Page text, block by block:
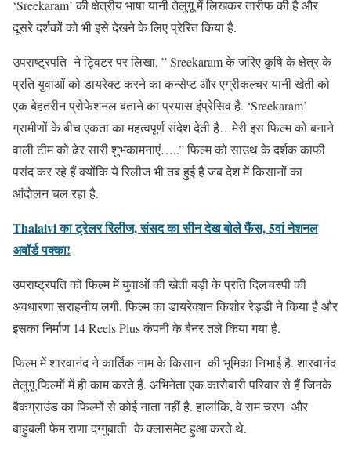
‘Sreekaram’ की क्षेत्रीय भाषा यानी तेलुगू में लिखकर तारीफ की है और
दूसरे दर्शकों को भी इसे देखने के लिए प्रेरित किया है.
उपराष्ट्रपति ने ट्विटर पर लिखा, ” Sreekaram के जरिए कृषि के क्षेत्र के
प्रति युवाओं को डायरेक्ट करने का कन्सेप्ट और एग्रीकल्चर यानी खेती को
एक बेहतरीन प्रोफेशनल बताने का प्रयास इंप्रेसिव है. ‘Sreekaram’
ग्रामीणों के बीच एकता का महत्वपूर्ण संदेश देती है…मेरी इस फिल्म को बनाने
वाली टीम को ढेर सारी शुभकामनाएं…..” फिल्म को साउथ के दर्शक काफी
पसंद कर रहे हैं क्योंकि ये रिलीज भी तब हुई है जब देश में किसानों का
आंदोलन चल रहा है.
Thalaivi का ट्रेलर रिलीज, संसद का सीन देख बोले फैंस, 5वां नेशनल
अवॉर्ड पक्का!
उपराष्ट्रपति को फिल्म में युवाओं की खेती बड़ी के प्रति दिलचस्पी की
अवधारणा सराहनीय लगी. फिल्म का डायरेक्शन किशोर रेड्डी ने किया है और
इसका निर्माण 14 Reels Plus कंपनी के बैनर तले किया गया है.
फिल्म में शारवानंद ने कार्तिक नाम के किसान की भूमिका निभाई है. शारवानंद
तेलुगू फिल्मों में ही काम करते हैं. अभिनेता एक कारोबारी परिवार से हैं जिनके
बैकग्राउंड का फिल्मों से कोई नाता नहीं है. हालांकि, वे राम चरण और
बाहुबली फेम राणा दग्गुबाती के क्लासमेट हुआ करते थे.